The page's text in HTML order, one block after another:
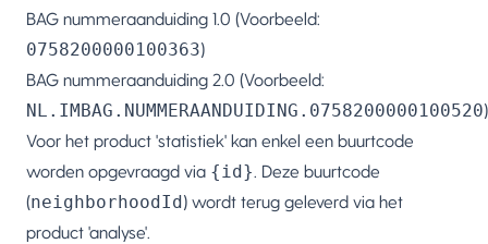
BAG nummeraanduiding 1.0 (Voorbeeld:
0758200000100363)
BAG nummeraanduiding 2.0 (Voorbeeld:
NL.IMBAG.NUMMERAANDUIDING.0758200000100520)
Voor het product 'statistiek' kan enkel een buurtcode
worden opgevraagd via {id}. Deze buurtcode
(neighborhoodId) wordt terug geleverd via het
product 'analyse'.